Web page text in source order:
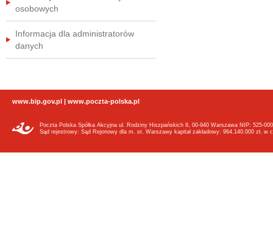
osobowych
Informacja dla administratorów
danych
www.bip.gov.pl | www.poczta-polska.pl
Poczta Polska Spółka Akcyjna ul. Rodziny Hiszpańskich 8, 00-940 Warszawa NIP: 525-
Sąd rejestrowy: Sąd Rejonowy dla m. st. Warszawy kapitał zakładowy: 964.140.000 zł, w